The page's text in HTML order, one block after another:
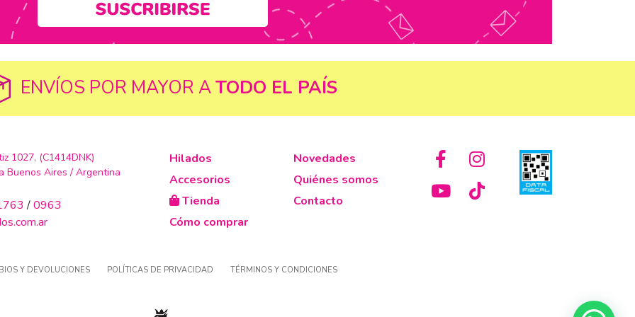
ENVÍOS POR MAYOR ATODO EL PAÍS
1027, (C1414DNK)
Buenos Aires / Argentina
/0963
Hilados
Accesorios
Tienda
Cómo comprar
Novedades
Quiénes somos
Contacto
Y DEVOLUCIONES POLÍTICAS DE PRIVACIDAD TÉRMINOS Y CONDICIONES